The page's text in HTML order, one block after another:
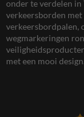
onder te verdelen in
verkeersborden met
verkeersbordpalen,
wegmarkeringen
met een mooi design.